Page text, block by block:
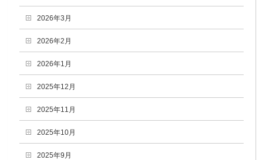
2026年3月
2026年2月
2026年1月
2025年12月
2025年11月
2025年10月
2025年9月